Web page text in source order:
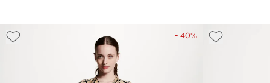
- 40%